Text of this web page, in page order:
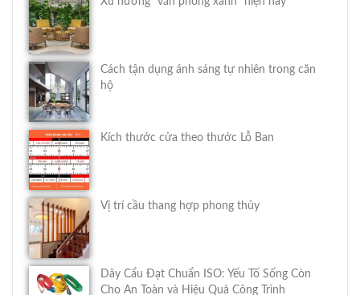
Cách tận dụng ánh sáng tự nhiên trong căn
hộ
Kích thước cửa theo thước Lỗ Ban
Vị trí cầu thang hợp phong thủy
Dây Cẩu Đạt Chuẩn ISO: Yếu Tố Sống Còn
Cho An Toàn và Hiệu Quả Công Trình